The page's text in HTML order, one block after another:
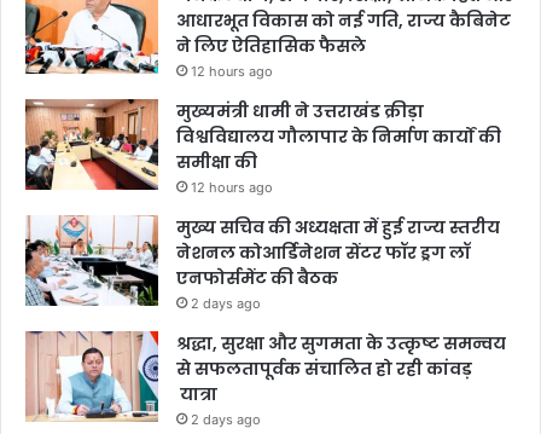
आधारभूत विकास को नई गति, राज्य कैबिनेट
ने लिए ऐतिहासिक फैसले
12 hours ago
मुख्यमंत्री धामी ने उत्तराखंड क्रीड़ा
विश्वविद्यालय गौलापार के निर्माण कार्यों की
समीक्षा की
12 hours ago
मुख्य सचिव की अध्यक्षता में हुई राज्य स्तरीय
नेशनल कोआर्डिनेशन सेंटर फॉर ड्रग लॉ
एनफोर्समेंट की बैठक
2 days ago
श्रद्धा, सुरक्षा और सुगमता के उत्कृष्ट समन्वय
से सफलतापूर्वक संचालित हो रही कांवड़
यात्रा
2 days ago